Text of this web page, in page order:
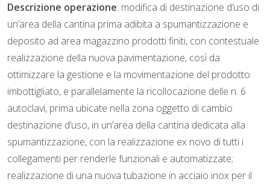
Descrizione operazione: modifica di destinazione d’uso di
un’area della cantina prima adibita a spumantizzazione e
deposito ad area magazzino prodotti finiti, con contestuale
realizzazione della nuova pavimentazione, così da
ottimizzare la gestione e la movimentazione del prodotto
imbottigliato, e parallelamente la ricollocazione delle n. 6
autoclavi, prima ubicate nella zona oggetto di cambio
destinazione d’uso, in un’area della cantina dedicata alla
spumantizzazione, con la realizzazione ex novo di tutti i
collegamenti per renderle funzionali e automatizzate;
realizzazione di una nuova tubazione in acciaio inox per il